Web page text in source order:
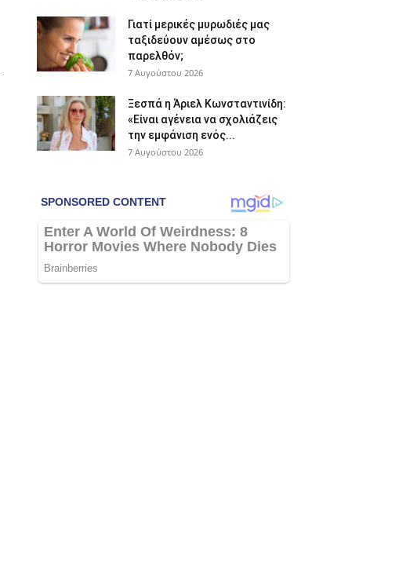
Γιατί μερικές μυρωδιές μας
ταξιδεύουν αμέσως στο
παρελθόν;
7 Αυγούστου 2026
Ξεσπά η Άριελ Κωνσταντινίδη:
«Είναι αγένεια να σχολιάζεις
την εμφάνιση ενός...
7 Αυγούστου 2026